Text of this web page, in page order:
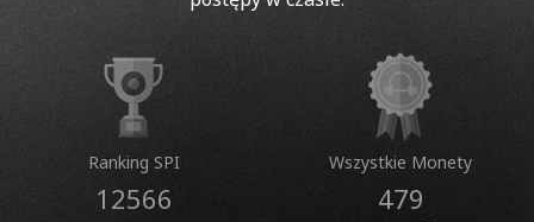
Ranking SPI
12566
Wszystkie Monety
479